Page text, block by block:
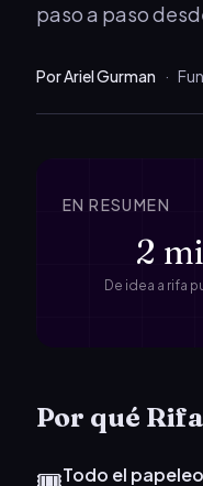
paso a paso
Por Ariel Gurman ·
EN RESUMEN
2
De idea a rifa
Por qué
🎟️Todo el